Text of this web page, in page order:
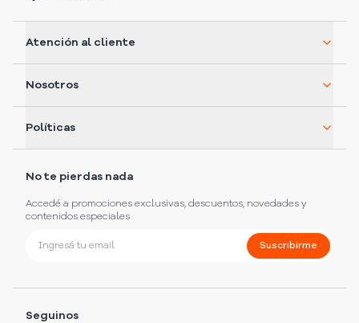
Atención al cliente
Nosotros
Políticas
No te pierdas nada
Accedé a promociones exclusivas, descuentos, novedades y
contenidos especiales
Suscribirme
Seguinos